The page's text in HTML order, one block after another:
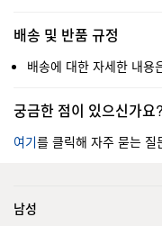
배송 및 반품 규정
배송에 대한 자세한 내용
궁금한 점이 있으신가요?
여기를 클릭해 자주 묻는 질
남성